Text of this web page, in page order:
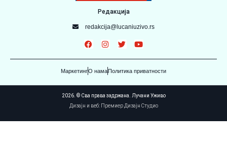
Редакција
redakcija@lucaniuzivo.rs
МаркетингО намаПолитика приватности
2026. © Сва права задржана. Лучани Уживо
Дизајн и веб: Премиер Дизајн Студио